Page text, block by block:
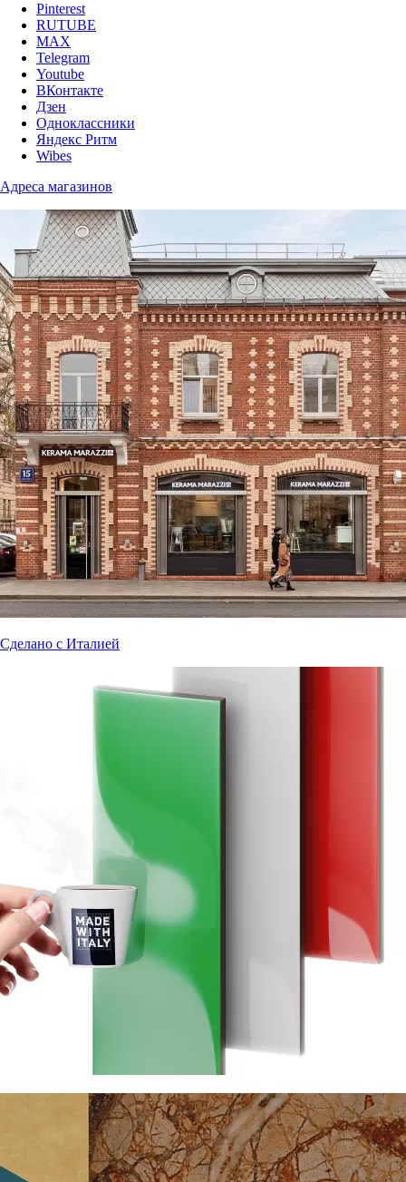
Pinterest
RUTUBE
MAX
Telegram
Youtube
ВКонтакте
Дзен
Одноклассники
Яндекс Ритм
Wibes
Адреса магазинов
Сделано с Италией